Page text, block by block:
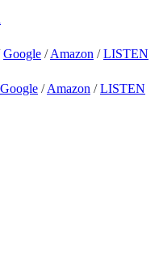
Google /Amazon /LISTEN
Google /Amazon /LISTEN